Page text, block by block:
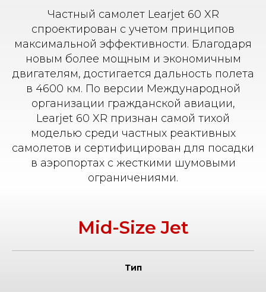
Частный самолет Learjet 60 XR
спроектирован с учетом принципов
максимальной эффективности. Благодаря
новым более мощным и экономичным
двигателям, достигается дальность полета
в 4600 км. По версии Международной
организации гражданской авиации,
Learjet 60 XR признан самой тихой
моделью среди частных реактивных
самолетов и сертифицирован для посадки
в аэропортах с жесткими шумовыми
ограничениями.
Mid-Size Jet
Тип